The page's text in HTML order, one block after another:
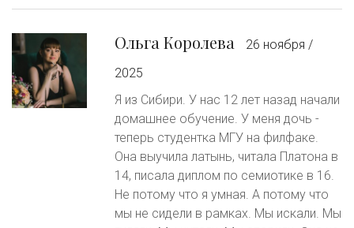
Ольга Королева
26 ноября /
2025
Я из Сибири. У нас 12 лет назад начали
домашнее обучение. У меня дочь -
теперь студентка МГУ на филфаке.
Она выучила латынь, читала Платона в
14, писала диплом по семиотике в 16.
Не потому что я умная. А потому что
мы не сидели в рамках. Мы искали. Мы